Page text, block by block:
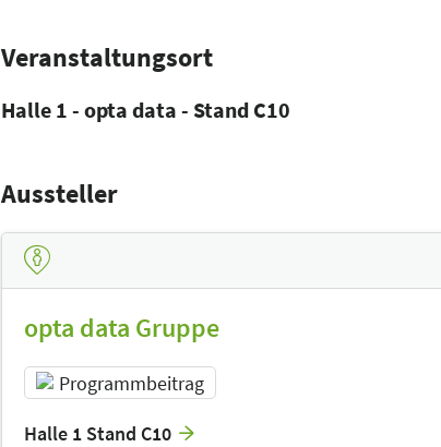
Veranstaltungsort
Halle 1 - opta data - Stand C10
Aussteller
opta data Gruppe
Programmbeitrag
Halle 1 Stand C10